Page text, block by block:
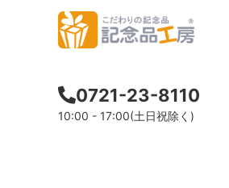
0721-23-8110
10:00 - 17:00(土日祝除く)